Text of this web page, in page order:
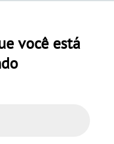
você está